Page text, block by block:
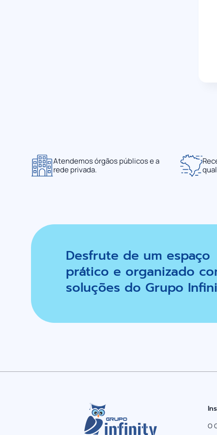
Atendemos órgãos públicos e a
rede privada.
Desfrute de um espaço
prático e organizado
soluções do Grupo
O